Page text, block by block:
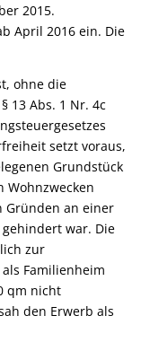
2015.
April 2016 ein. Die
ohne die
13 Abs. 1 Nr. 4c
setzt voraus,
Grundstück
Wohnzwecken
Gründen an einer
war. Die
zur
Familienheim
qm nicht
den Erwerb als